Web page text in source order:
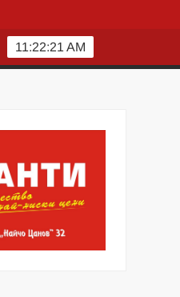
11:22:22 AM